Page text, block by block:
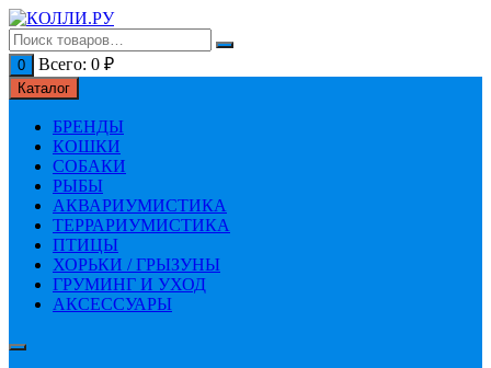
Перейти
к
содержимому
0 Всего: 0 ₽
Каталог
БРЕНДЫ
КОШКИ
СОБАКИ
РЫБЫ
АКВАРИУМИСТИКА
ТЕРРАРИУМИСТИКА
ПТИЦЫ
ХОРЬКИ / ГРЫЗУНЫ
ГРУМИНГ И УХОД
АКСЕССУАРЫ